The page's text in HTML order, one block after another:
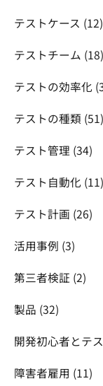
テストケース (12)
テストチーム (18)
テストの効率化
テストの種類 (51)
テスト管理 (34)
テスト自動化 (11)
テスト計画 (26)
活用事例 (3)
第三者検証 (2)
製品 (32)
開発初心者とテ
障害者雇用 (11)